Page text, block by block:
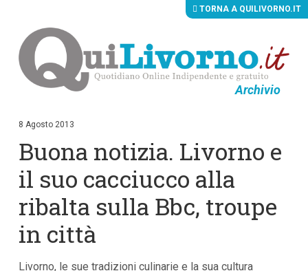
Archivio
i
i
n
t
e
n
u
p
TORNA A QUILIVORNO.IT
8 Agosto 2013
Buona notizia. Livorno e
il suo cacciucco alla
ribalta sulla Bbc, troupe
in città
Livorno, le sue tradizioni culinarie e la sua cultura